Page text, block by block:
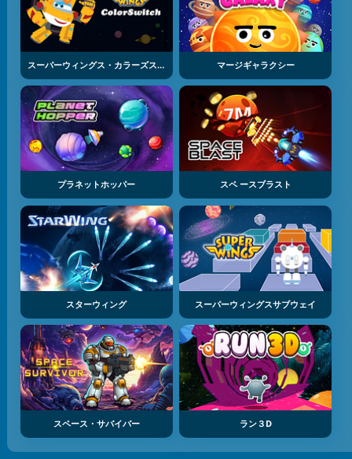
スーパーウィングス・カラーズスイッチ マージギャラクシー
プラネットホッパー スペ ースブラスト
スターウィング スーパーウィングスサブウェイ
スペース・サバイバー ラン３D